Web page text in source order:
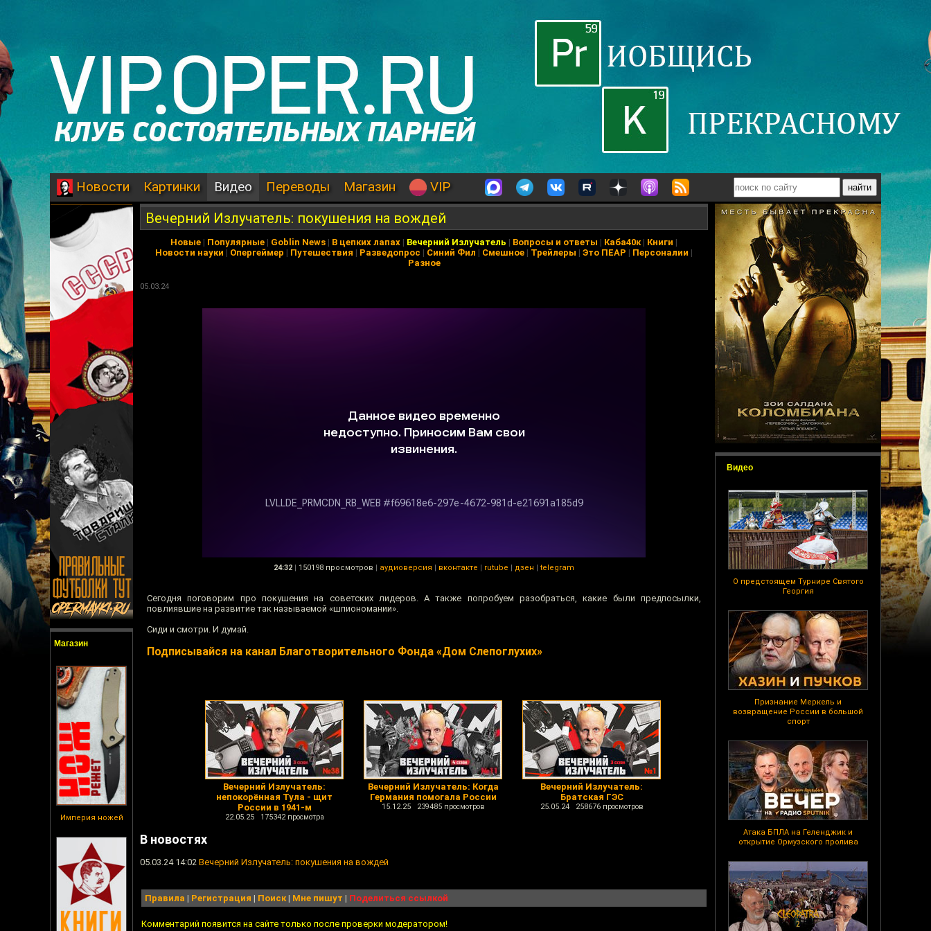
Новости Картинки Видео Переводы Магазин VIP
Магазин
Империя ножей
Видео
О предстоящем Турнире Святого
Георгия
Признание Меркель и
возвращение России в большой
спорт
Атака БПЛА на Геленджик и
открытие Ормузского пролива
Вечерний Излучатель: покушения на вождей
Новые | Популярные | Goblin News | В цепких лапах | Вечерний Излучатель | Вопросы и ответы | Каба40к| Книги |
Новости науки | Опергеймер | Путешествия | Разведопрос | Синий Фил | Смешное | Трейлеры | Это ПЕАР | Персоналии |
Разное
05.03.24
24:32 | 150198 просмотров | аудиоверсия | вконтакте | rutube | дзен | telegram
Сегодня поговорим про покушения на советских лидеров. А также попробуем разобраться, какие были предпосылки,
повлиявшие на развитие так называемой «шпиономании».
Сиди и смотри. И думай.
Подписывайся на канал Благотворительного Фонда «Дом Слепоглухих»
Вечерний Излучатель:
непокорённая Тула - щит
России в 1941-м
22.05.25 175342 просмотра
Вечерний Излучатель: Когда
Германия помогала России
15.12.25 239485 просмотров
Вечерний Излучатель:
Братская ГЭС
25.05.24 258676 просмотров
В новостях
05.03.24 14:02 Вечерний Излучатель: покушения на вождей
Правила | Регистрация | Поиск| Мне пишут | Поделиться ссылкой
Комментарий появится на сайте только после проверки модератором!